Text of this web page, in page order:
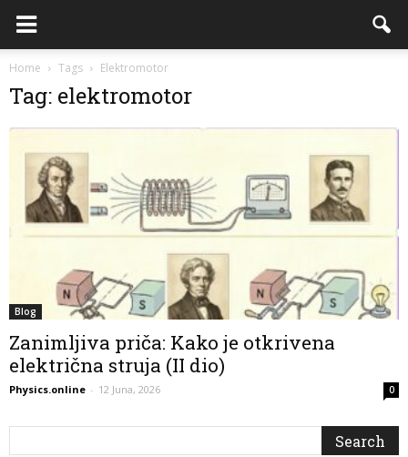
Home Tags Elektromotor
Tag: elektromotor
Blog
Zanimljiva priča: Kako je otkrivena
električna struja (II dio)
Physics.online - 12 Juna, 2026 0